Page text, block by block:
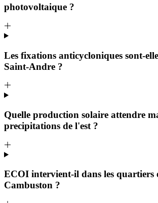
photovoltaique ?
Les fixations anticycloniques sont-
Saint-Andre ?
Quelle production solaire attendre
precipitations de l'est ?
ECOI intervient-il dans les quartiers
Cambuston ?